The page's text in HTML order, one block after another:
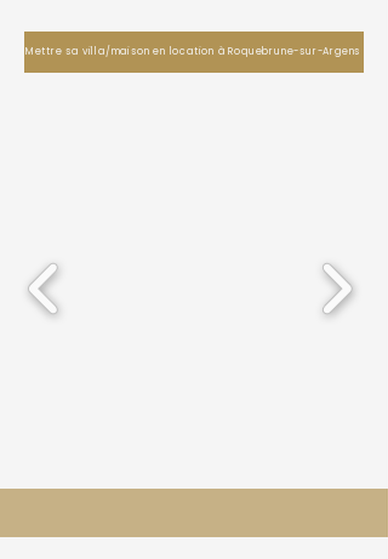
Mettre sa villa/maison en location à Roquebrune-sur-Argens